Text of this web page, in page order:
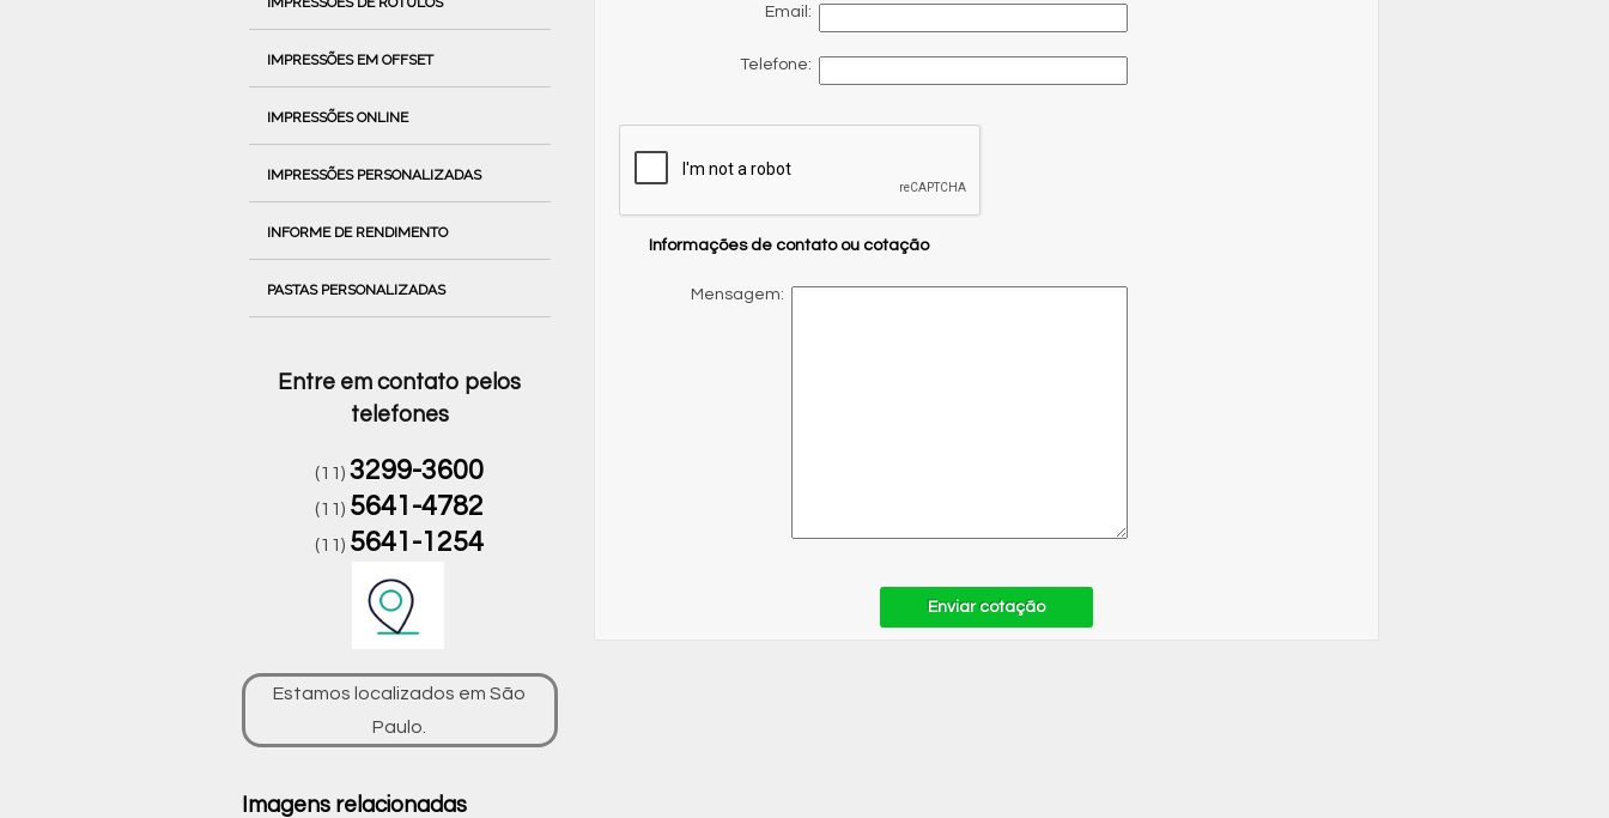
IMPRESSÕES EM OFFSET
IMPRESSÕES ONLINE
IMPRESSÕES PERSONALIZADAS
INFORME DE RENDIMENTO
PASTAS PERSONALIZADAS
Entre em contato pelos
telefones
(11)3299-3600
(11) 5641-4782
(11) 5641-1254
Estamos localizados em São
Paulo.
Email:
Telefone:
Informações de contato ou cotação
Mensagem:
Enviar cotação
Imagens relacionadas